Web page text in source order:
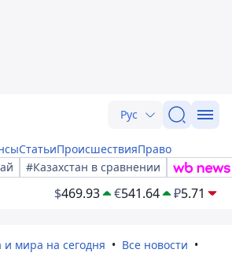
Рус
СтатьиПроисшествияПраво
#Казахстан в сравнении
$469.93 €541.64 ₽5.71
и мира на сегодня
Все новости